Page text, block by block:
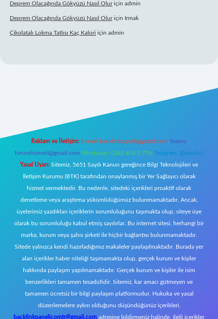
Deprem Olacağında Gökyüzü Nasıl Oluriçin admin
Deprem Olacağında Gökyüzü Nasıl Oluriçin Irmak
Çikolatalı Lokma Tatlısı Kaç Kalori için admin
Reklam ve İletişim: E-mail: backlinkpaneli@gmail.com Teams:
forumhizmeti@gmail.com Whatsapp: 0262 606 0 726 Telegram: @karabul
Yasal Uyarı: Sitemiz, 5651 Sayılı Kanun gereğince Bilgi Teknolojileri ve
İletişim Kurumu (BTK) tarafından onaylanmış bir Yer Sağlayıcı olarak
hizmet vermektedir. Bu nedenle, sitedeki içerikleri proaktif olarak
denetleme veya araştırma yükümlülüğümüz bulunmamaktadır. Ancak,
üyelerimiz yazdıkları içeriklerin sorumluluğunu taşımakta olup, siteye üye
olarak bu sorumluluğu kabul etmiş sayılırlar. Bu internet sitesi, herhangi bir
marka, kurum veya şahıs şirketi ile hiçbir bağlantısı bulunmamaktadır.
Sitede yalnızca kendi hazırladığımız makaleler paylaşılmaktadır. Burada yer
alan içerikler haber niteliği taşımamakta olup, gerçek kurum ve kişiler
hakkında paylaşım yapılmamaktadır. Gerçek kurum ve kişiler ile isim
benzerlikleri tamamen tesadüfidir. Sitemiz, kar amacı gütmeyen ve
tamamen ücretsiz bir bilgi paylaşım platformudur. Hukuka ve yasal
düzenlemelere aykırı olduğunu düşündüğünüz içerikleri,
backlinkpanelicomtr@gmail.com adresine bildirmeniz halinde, ilgili içerikler